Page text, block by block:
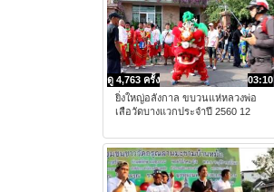
03:10
ดู 4,763 ครั้ง
ยิ่งใหญ่อลังกาล ขบวนแห่หลวงพ่อ
เสือวัดบางแวกประจำปี 2560 12